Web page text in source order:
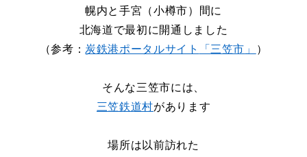
幌内と手宮（小樽市）間に
北海道で最初に開通しました
（参考： 炭鉄港ポータルサイト 「 三笠市 」 ）
そんな三笠市には、
三笠鉄道村があります
場所は以前訪れた